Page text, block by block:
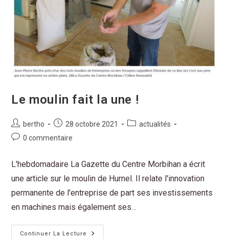
Le moulin fait la une !
bertho 28 octobre 2021
actualités
0 commentaire
L'hebdomadaire La Gazette du Centre Morbihan a écrit
une article sur le moulin de Hurnel. Il relate l'innovation
permanente de l'entreprise de part ses investissements
en machines mais également ses…
Continuer La Lecture